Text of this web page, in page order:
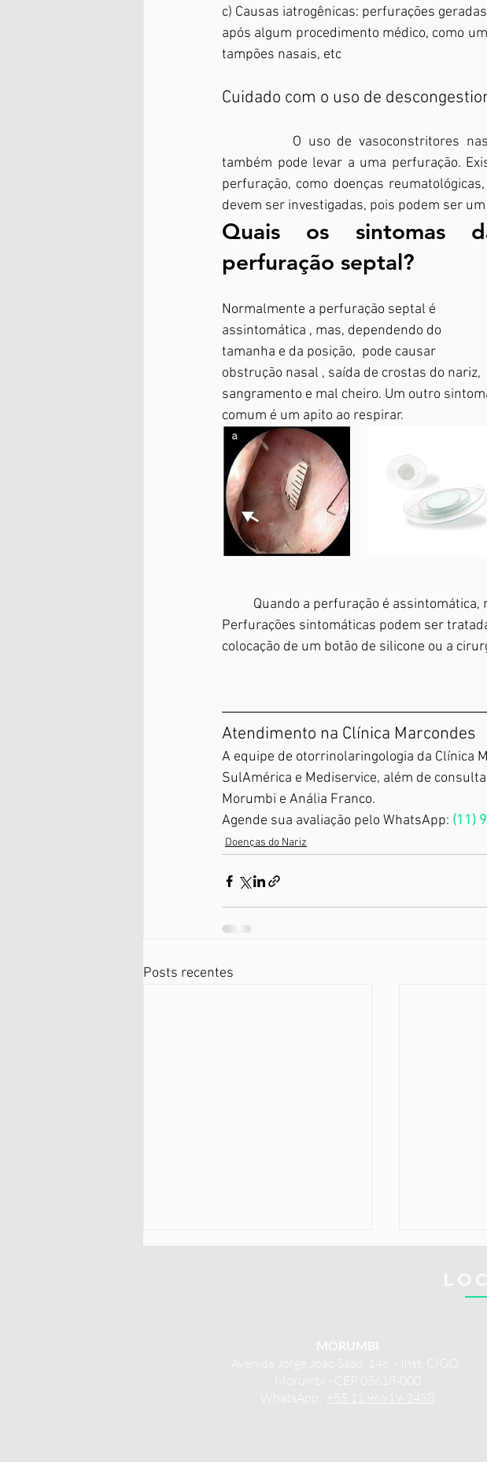
c) Causas iatrogênicas: perfurações
após algum procedimento médico, como
tampões nasais, etc
Cuidado com o uso de
também pode levar a uma perfuração.
perfuração, como doenças
devem ser investigadas, pois podem ser
Quais os sintomas
perfuração septal?
Normalmente a perfuração septal é
assintomática , mas, dependendo do
tamanha e da posição,  pode causar
obstrução nasal , saída de crostas do nariz,
sangramento e mal cheiro. Um outro
comum é um apito ao respirar.
Perfurações sintomáticas podem ser
colocação de um botão de silicone ou a
Atendimento na Clínica Marcondes
A equipe de otorrinolaringologia da Clínica
SulAmérica e Mediservice, além de
Morumbi e Anália Franco.
Agende sua avaliação pelo WhatsApp: (11)
Doenças do Nariz
Posts recentes
umidificador de ar?
para que
MORUMBI
Avenida Jorge Joao Saad, 146 - Inst. CIGO
Morumbi -
CEP 05618-000
WhatsApp: +55 11 96919-2438